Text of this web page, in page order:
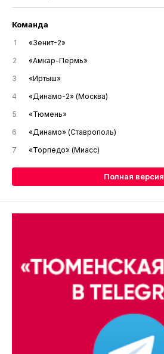
Команда
1 «Зенит-2»
2
«Амкар-Пермь»
3
«Иртыш»
4
«Динамо-2» (Москва)
5
«Тюмень»
6
«Динамо» (Ставрополь)
7
«Торпедо» (Миасс)
Полная версия